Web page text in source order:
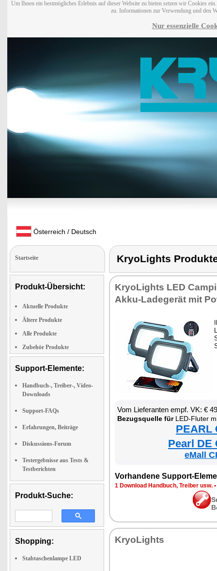
Um Ihnen ein bestmögliches Erlebnis auf dieser Website zu bieten setzen wir Cookies
zu. Informationen zur Verwendung und den
Nur essenzielle
Österreich / Deutsch
Startseite
Produkt-Übersicht:
Aktuelle Produkte
Ältere Produkte
Alle Produkte
Zubehör Produkte
Support-Elemente:
Handbuch-, Treiber-, Video-
Downloads
Support-FAQs
Erfahrungen, Beiträge
Diskussions-Forum
Testergebnisse aus Tests &
Testberichten
Produkt-Suche:
Shopping:
Stabtaschenlampe LED
KryoLights
KryoLights LED
Akku-Ladegerät mit
Vom Lieferanten empf. VK: €
Bezugsquelle fürLED-Fluter
PEARL
Pearl DE
eMall
Vorhandene Support-
1 Download Handbuch, Treiber usw. •
KryoLights